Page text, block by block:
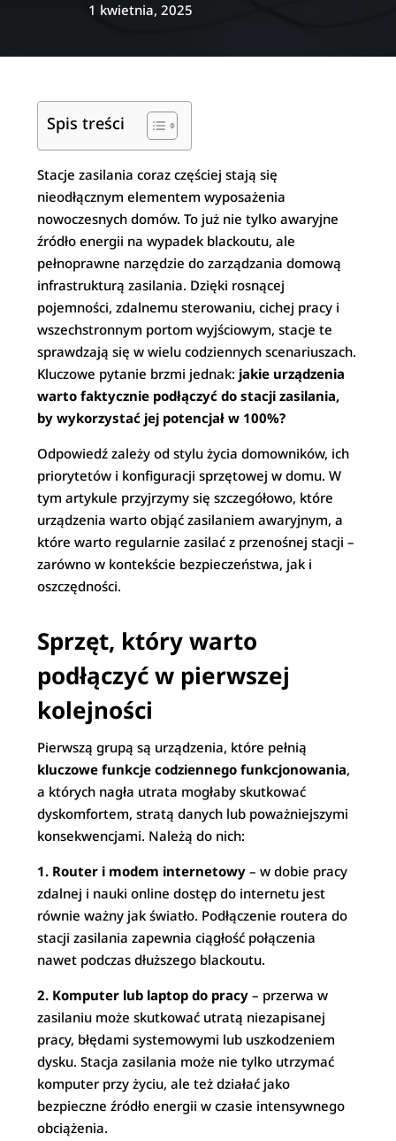
1 kwietnia, 2025
Spis treści
Stacje zasilania coraz częściej stają się
nieodłącznym elementem wyposażenia
nowoczesnych domów. To już nie tylko awaryjne
źródło energii na wypadek blackoutu, ale
pełnoprawne narzędzie do zarządzania domową
infrastrukturą zasilania. Dzięki rosnącej
pojemności, zdalnemu sterowaniu, cichej pracy i
wszechstronnym portom wyjściowym, stacje te
sprawdzają się w wielu codziennych scenariuszach.
Kluczowe pytanie brzmi jednak: jakie urządzenia
warto faktycznie podłączyć do stacji zasilania,
by wykorzystać jej potencjał w 100%?
Odpowiedź zależy od stylu życia domowników, ich
priorytetów i konfiguracji sprzętowej w domu. W
tym artykule przyjrzymy się szczegółowo, które
urządzenia warto objąć zasilaniem awaryjnym, a
które warto regularnie zasilać z przenośnej stacji –
zarówno w kontekście bezpieczeństwa, jak i
oszczędności.
Sprzęt, który warto
podłączyć w pierwszej
kolejności
Pierwszą grupą są urządzenia, które pełnią
kluczowe funkcje codziennego funkcjonowania,
a których nagła utrata mogłaby skutkować
dyskomfortem, stratą danych lub poważniejszymi
konsekwencjami. Należą do nich:
1. Router i modem internetowy – w dobie pracy
zdalnej i nauki online dostęp do internetu jest
równie ważny jak światło. Podłączenie routera do
stacji zasilania zapewnia ciągłość połączenia
nawet podczas dłuższego blackoutu.
2. Komputer lub laptop do pracy – przerwa w
zasilaniu może skutkować utratą niezapisanej
pracy, błędami systemowymi lub uszkodzeniem
dysku. Stacja zasilania może nie tylko utrzymać
komputer przy życiu, ale też działać jako
bezpieczne źródło energii w czasie intensywnego
obciążenia.